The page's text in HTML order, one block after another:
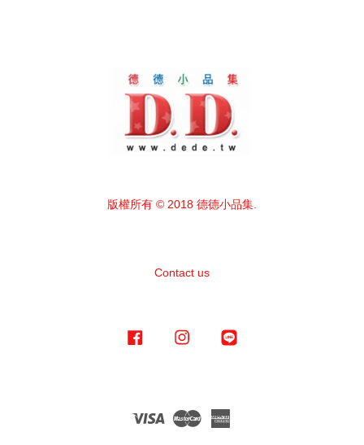
版權所有 © 2018 德德小品集.
Contact us
Facebook Instagram
Visa Master